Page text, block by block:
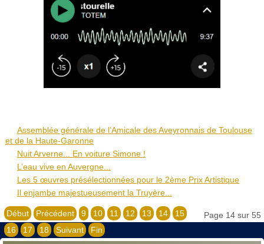
Assemblée générale de l’Amicale des Aveyronnais de Toulouse
et de la Haute-Garonne
Nuit Arverne... En voiture Simone !
L’eau vive en Auvergne...
Les 5 œuvres présélectionnées pour le 2ème Prix Artistique
Il enjambe majestueusement la Truyère...
Page 14 sur 55
Début Précédent 9 10 11 12 13 14
15
16
17 18 Suivant Fin